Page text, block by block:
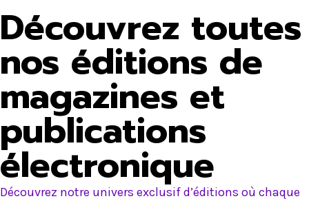
Découvrez toutes
nos éditions de
magazines et
publications
électronique
Découvrez notre univers exclusif d’éditions où chaque